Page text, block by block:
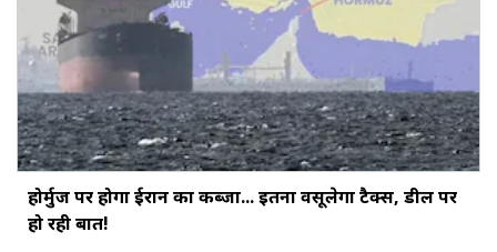
होर्मुज पर होगा ईरान का कब्जा... इतना वसूलेगा टैक्स, डील पर
हो रही बात!